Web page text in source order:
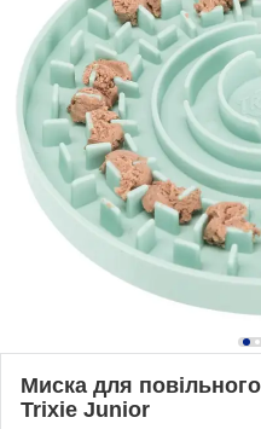
Миска для
Trixie Junior